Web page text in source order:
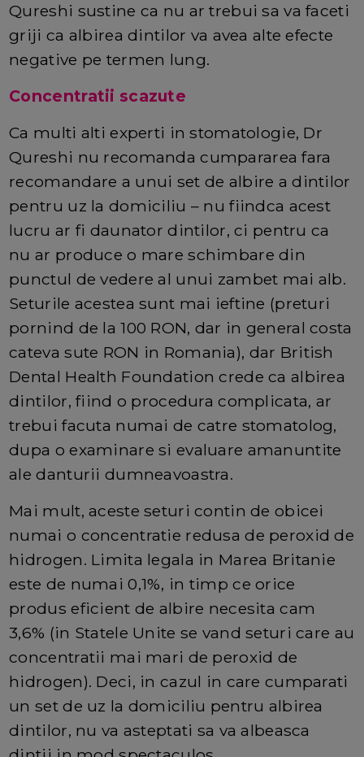
Qureshi sustine ca nu ar trebui sa va faceti
griji ca albirea dintilor va avea alte efecte
negative pe termen lung.
Concentratii scazute
Ca multi alti experti in stomatologie, Dr
Qureshi nu recomanda cumpararea fara
recomandare a unui set de albire a dintilor
pentru uz la domiciliu – nu fiindca acest
lucru ar fi daunator dintilor, ci pentru ca
nu ar produce o mare schimbare din
punctul de vedere al unui zambet mai alb.
Seturile acestea sunt mai ieftine (preturi
pornind de la 100 RON, dar in general costa
cateva sute RON in Romania), dar British
Dental Health Foundation crede ca albirea
dintilor, fiind o procedura complicata, ar
trebui facuta numai de catre stomatolog,
dupa o examinare si evaluare amanuntite
ale danturii dumneavoastra.
Mai mult, aceste seturi contin de obicei
numai o concentratie redusa de peroxid de
hidrogen. Limita legala in Marea Britanie
este de numai 0,1%, in timp ce orice
produs eficient de albire necesita cam
3,6% (in Statele Unite se vand seturi care au
concentratii mai mari de peroxid de
hidrogen). Deci, in cazul in care cumparati
un set de uz la domiciliu pentru albirea
dintilor, nu va asteptati sa va albeasca